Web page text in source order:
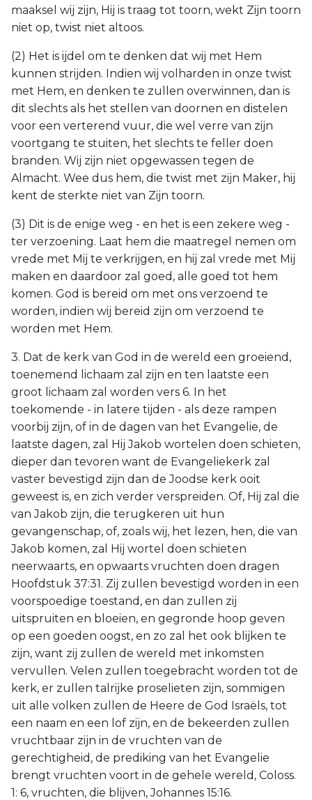
maaksel wij zijn, Hij is traag tot toorn, wekt Zijn toorn
niet op, twist niet altoos.
(2) Het is ijdel om te denken dat wij met Hem
kunnen strijden. Indien wij volharden in onze twist
met Hem, en denken te zullen overwinnen, dan is
dit slechts als het stellen van doornen en distelen
voor een verterend vuur, die wel verre van zijn
voortgang te stuiten, het slechts te feller doen
branden. Wij zijn niet opgewassen tegen de
Almacht. Wee dus hem, die twist met zijn Maker, hij
kent de sterkte niet van Zijn toorn.
(3) Dit is de enige weg - en het is een zekere weg -
ter verzoening. Laat hem die maatregel nemen om
vrede met Mij te verkrijgen, en hij zal vrede met Mij
maken en daardoor zal goed, alle goed tot hem
komen. God is bereid om met ons verzoend te
worden, indien wij bereid zijn om verzoend te
worden met Hem.
3. Dat de kerk van God in de wereld een groeiend,
toenemend lichaam zal zijn en ten laatste een
groot lichaam zal worden vers 6. In het
toekomende - in latere tijden - als deze rampen
voorbij zijn, of in de dagen van het Evangelie, de
laatste dagen, zal Hij Jakob wortelen doen schieten,
dieper dan tevoren want de Evangeliekerk zal
vaster bevestigd zijn dan de Joodse kerk ooit
geweest is, en zich verder verspreiden. Of, Hij zal die
van Jakob zijn, die terugkeren uit hun
gevangenschap, of, zoals wij, het lezen, hen, die van
Jakob komen, zal Hij wortel doen schieten
neerwaarts, en opwaarts vruchten doen dragen
Hoofdstuk 37:31. Zij zullen bevestigd worden in een
voorspoedige toestand, en dan zullen zij
uitspruiten en bloeien, en gegronde hoop geven
op een goeden oogst, en zo zal het ook blijken te
zijn, want zij zullen de wereld met inkomsten
vervullen. Velen zullen toegebracht worden tot de
kerk, er zullen talrijke proselieten zijn, sommigen
uit alle volken zullen de Heere de God Israëls, tot
een naam en een lof zijn, en de bekeerden zullen
vruchtbaar zijn in de vruchten van de
gerechtigheid, de prediking van het Evangelie
brengt vruchten voort in de gehele wereld, Coloss.
1: 6, vruchten, die blijven, Johannes 15:16.